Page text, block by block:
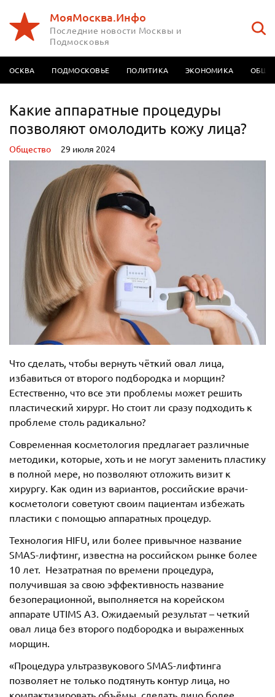
МояМосква.Инфо
Последние новости Москвы и
Подмосковья
МОСКВА ПОДМОСКОВЬЕ ПОЛИТИКА ЭКОНОМИКА
Какие аппаратные процедуры
позволяют омолодить кожу лица?
Oбщество 29 июля 2024
Что сделать, чтобы вернуть чёткий овал лица,
избавиться от второго подбородка и морщин?
Естественно, что все эти проблемы может решить
пластический хирург. Но стоит ли сразу подходить к
проблеме столь радикально?
Современная косметология предлагает различные
методики, которые, хоть и не могут заменить пластику
в полной мере, но позволяют отложить визит к
хирургу. Как один из вариантов, российские врачи-
косметологи советуют своим пациентам избежать
пластики с помощью аппаратных процедур.
Технология HIFU, или более привычное название
SMAS-лифтинг, известна на российском рынке более
10 лет. Незатратная по времени процедура,
получившая за свою эффективность название
безоперационной, выполняется на корейском
аппарате UTIMS A3. Ожидаемый результат – четкий
овал лица без второго подбородка и выраженных
морщин.
«Процедура ультразвукового SMAS-лифтинга
позволяет не только подтянуть контур лица, но